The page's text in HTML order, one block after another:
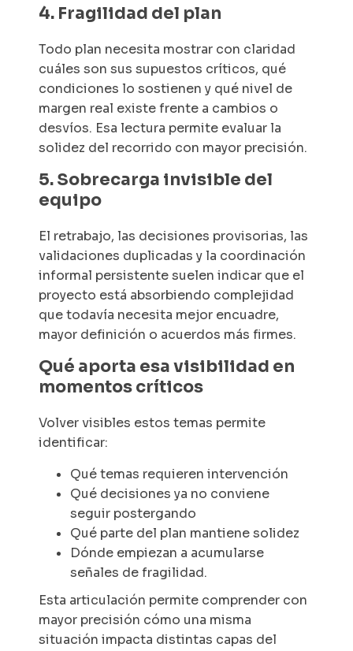
4. Fragilidad del plan
Todo plan necesita mostrar con claridad
cuáles son sus supuestos críticos, qué
condiciones lo sostienen y qué nivel de
margen real existe frente a cambios o
desvíos. Esa lectura permite evaluar la
solidez del recorrido con mayor precisión.
5. Sobrecarga invisible del
equipo
El retrabajo, las decisiones provisorias, las
validaciones duplicadas y la coordinación
informal persistente suelen indicar que el
proyecto está absorbiendo complejidad
que todavía necesita mejor encuadre,
mayor definición o acuerdos más firmes.
Qué aporta esa visibilidad en
momentos críticos
Volver visibles estos temas permite
identificar:
Qué temas requieren intervención
Qué decisiones ya no conviene
seguir postergando
Qué parte del plan mantiene solidez
Dónde empiezan a acumularse
señales de fragilidad.
Esta articulación permite comprender con
mayor precisión cómo una misma
situación impacta distintas capas del